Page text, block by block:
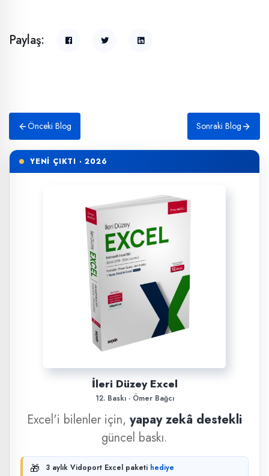
Paylaş:
Önceki Blog Sonraki Blog
YENİ ÇIKTI · 2026
İleri Düzey Excel
12. Baskı · Ömer Bağcı
Excel'i bilenler için, yapay zekâ destekli
güncel baskı.
🎁 3 aylık Vidoport Excel paketi hediye